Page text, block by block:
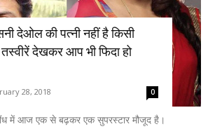
देओल की पत्नी नहीं है किसी
देखकर आप भी फिदा हो
28, 2018 0
में आज एक से बढ़कर एक सुपरस्टार मौजूद है।